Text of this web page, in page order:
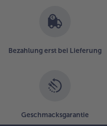
Bezahlung erst bei Lieferung
Geschmacksgarantie